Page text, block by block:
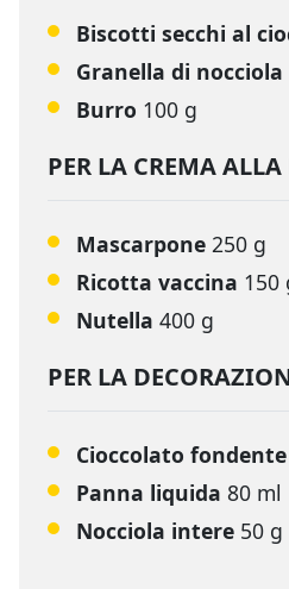
Biscotti secchi al
Granella di nocciola
Burro 100 g
PER LA CREMA
Mascarpone 250 g
Ricotta vaccina 150
Nutella 400 g
PER LA
Cioccolato fondente
Panna liquida 80 ml
Nocciola intere 50 g